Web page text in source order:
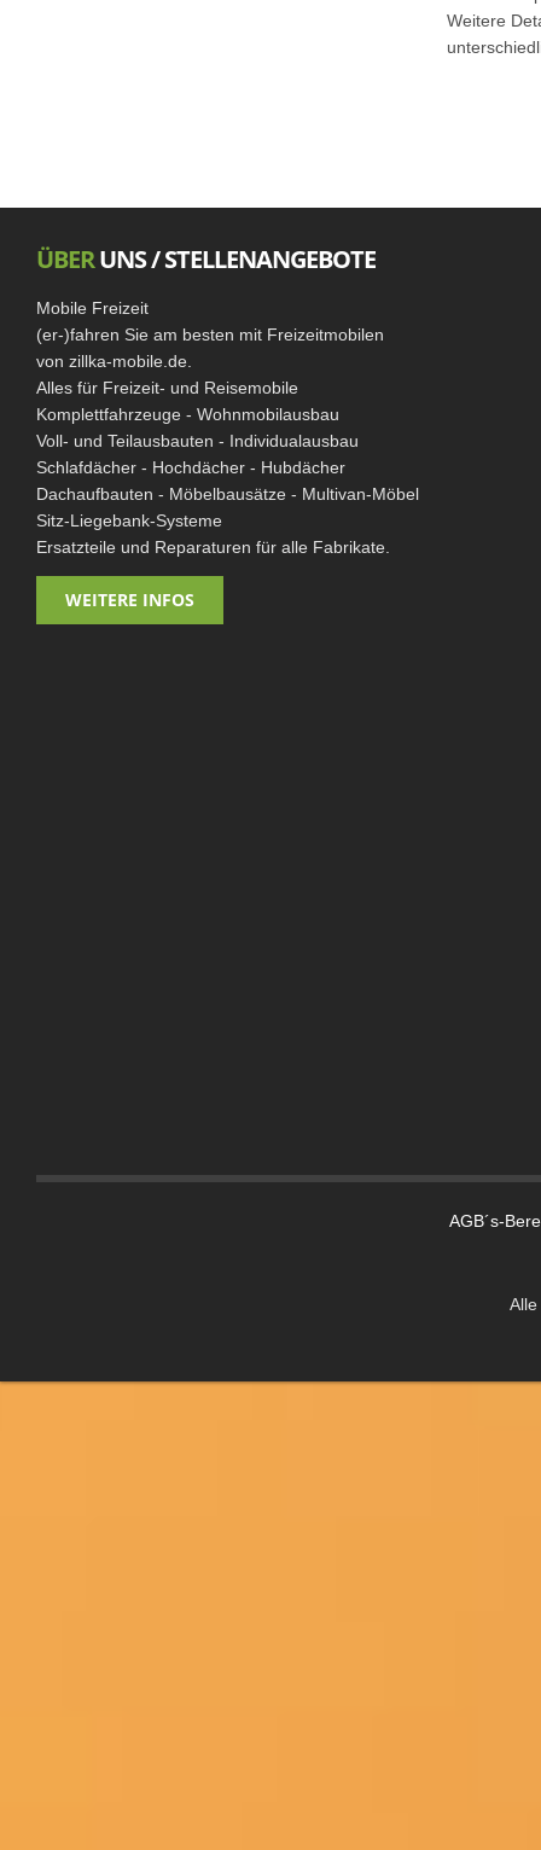
Weitere
ÜBERUNS / STELLENANGEBOTE
Mobile Freizeit
(er-)fahren Sie am besten mit Freizeitmobilen
von zillka-mobile.de.
Alles für Freizeit- und Reisemobile
Komplettfahrzeuge - Wohnmobilausbau
Voll- und Teilausbauten - Individualausbau
Schlafdächer - Hochdächer - Hubdächer
Dachaufbauten - Möbelbausätze - Multivan-Möbel
Sitz-Liegebank-Systeme
Ersatzteile und Reparaturen für alle Fabrikate.
WEITERE INFOS
AGB´s-